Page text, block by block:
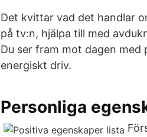
Det kvittar vad det handlar
på tv:n, hjälpa till med
Du ser fram mot dagen
energiskt driv.
Personliga